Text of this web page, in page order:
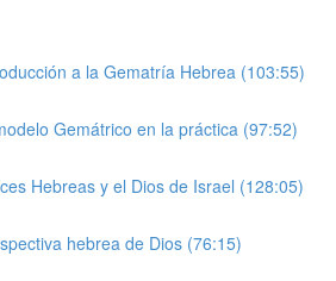
a la Gematría Hebrea (103:55)
Gemátrico en la práctica (97:52)
Hebreas y el Dios de Israel (128:05)
hebrea de Dios (76:15)